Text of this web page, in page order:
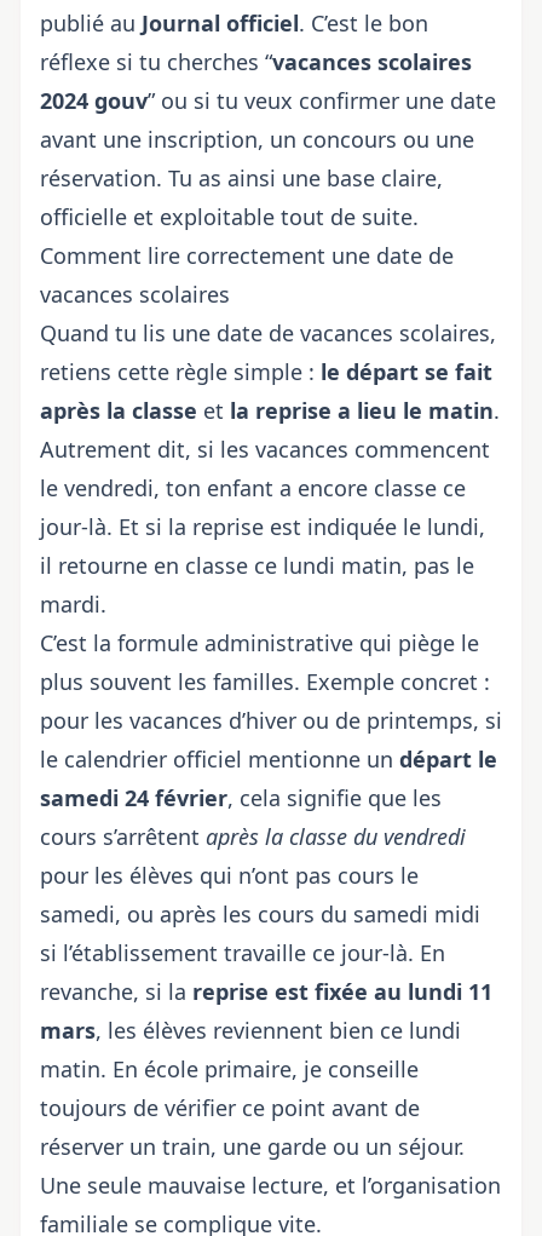
publié au Journal officiel. C’est le bon
réflexe si tu cherches “vacances scolaires
2024 gouv” ou si tu veux confirmer une date
avant une inscription, un concours ou une
réservation. Tu as ainsi une base claire,
officielle et exploitable tout de suite.
Comment lire correctement une date de
vacances scolaires
Quand tu lis une date de vacances scolaires,
retiens cette règle simple : le départ se fait
après la classe et la reprise a lieu le matin.
Autrement dit, si les vacances commencent
le vendredi, ton enfant a encore classe ce
jour-là. Et si la reprise est indiquée le lundi,
il retourne en classe ce lundi matin, pas le
mardi.
C’est la formule administrative qui piège le
plus souvent les familles. Exemple concret :
pour les vacances d’hiver ou de printemps, si
le calendrier officiel mentionne un départ le
samedi 24 février, cela signifie que les
cours s’arrêtent après la classe du vendredi
pour les élèves qui n’ont pas cours le
samedi, ou après les cours du samedi midi
si l’établissement travaille ce jour-là. En
revanche, si la reprise est fixée au lundi 11
mars, les élèves reviennent bien ce lundi
matin. En école primaire, je conseille
toujours de vérifier ce point avant de
réserver un train, une garde ou un séjour.
Une seule mauvaise lecture, et l’organisation
familiale se complique vite.